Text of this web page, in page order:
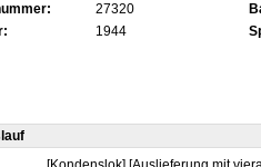
27320
1944